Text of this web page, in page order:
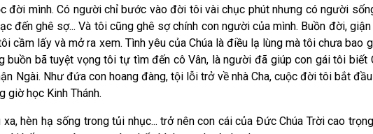
mình. Có người chỉ bước vào đời tôi vài chục phút nhưng có người
đến ghê sợ... Và tôi cũng ghê sợ chính con người của mình. Buồn đời,
cầm lấy và mở ra xem. Tình yêu của Chúa là điều lạ lùng mà tôi chưa bao
buồn bã tuyệt vọng tôi tự tìm đến cô Vân, là người đã giúp con gái tôi
Ngài. Như đứa con hoang đàng, tội lỗi trở về nhà Cha, cuộc đời tôi bắt
giờ học Kinh Thánh.
hèn hạ sống trong tủi nhục... trở nên con cái của Đức Chúa Trời cao